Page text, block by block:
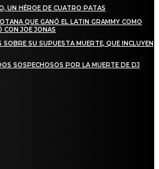
UN HÉROE DE CUATRO PATAS
QUE GANÓ EL LATIN GRAMMY COMO
CON JOE JONAS
SOBRE SU SUPUESTA MUERTE, QUE INCLUYEN
SOSPECHOSOS POR LA MUERTE DE DJ